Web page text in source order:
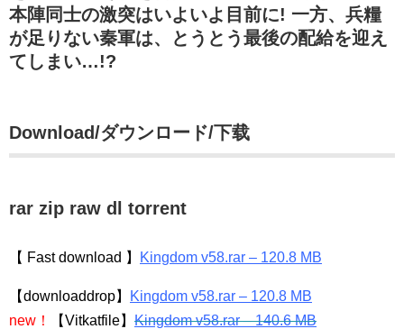
本陣同士の激突はいよいよ目前に! 一方、兵糧
が足りない秦軍は、とうとう最後の配給を迎え
てしまい…!?
Download/ダウンロード/下载
rar zip raw dl torrent
【 Fast download 】 Kingdom v58.rar – 120.8 MB
【downloaddrop】
Kingdom v58.rar – 120.8 MB
new！
【Vitkatfile】 Kingdom v58.rar – 140.6 MB